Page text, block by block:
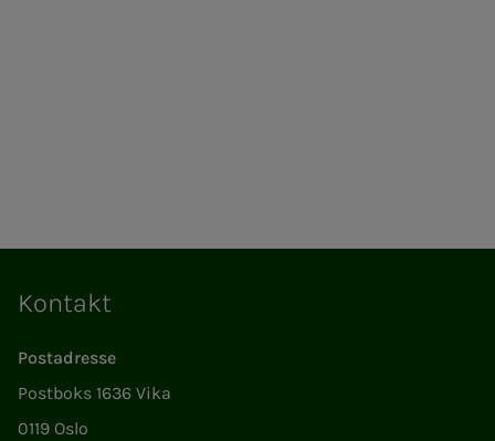
Kontakt
Postadresse
Postboks 1636 Vika
0119 Oslo